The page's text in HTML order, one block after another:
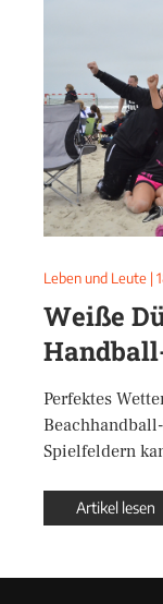
Leben und Leute |
Weiße
Perfektes
Spielfeldern
Artikel lesen